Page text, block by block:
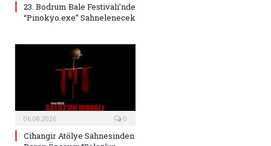
23. Bodrum Bale Festivali’nde
“Pinokyo.exe” Sahnelenecek
06.08.2026 0
Cihangir Atölye Sahnesinden